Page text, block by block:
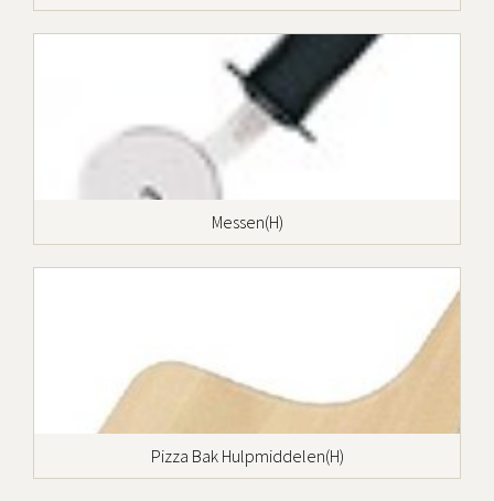
Messen(H)
Pizza Bak Hulpmiddelen(H)